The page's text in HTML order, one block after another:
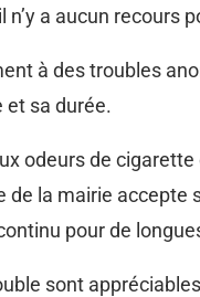
a aucun recours
à des troubles
et sa durée.
odeurs de
de la mairie
pour de
sont